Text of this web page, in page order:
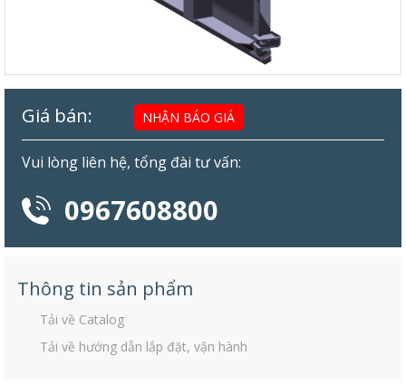
Giá bán: NHẬN BÁO GIÁ
Vui lòng liên hệ, tổng đài tư vấn:
0967608800
Thông tin sản phẩm
Tải về Catalog
Tải về hướng dẫn lắp đặt, vận hành